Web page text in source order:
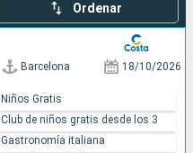
Ordenar
Barcelona 18/10/2026
Niños Gratis
Club de niños gratis desde los 3
Gastronomía italiana